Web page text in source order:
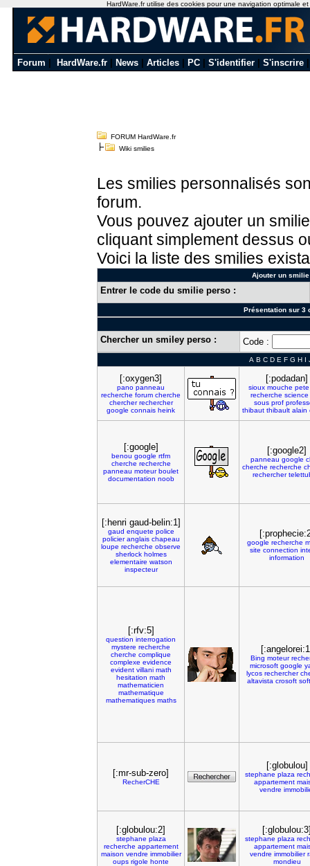
Forum HardWare.fr News Articles PC S'identifier S'inscrire
FORUM HardWare.fr
Wiki smilies
Les smilies personnalisés
forum.
Vous pouvez ajouter un
cliquant simplement dessus
Voici la liste des smilies
Ajouter un
Entrer le code du smilie perso :
Présentation sur 3
Chercher un smiley perso : Code :
A B C D E F G H I
[:oxygen3]
pano panneau
recherche forum cherche
chercher rechercher
google connais heink
[:podadan]
sioux mouche pete
recherche science
sous prof
thibaut thibault alain
[:google]
benou google rtfm
cherche recherche
panneau moteur boulet
documentation noob
[:google2]
panneau google
cherche recherche
rechercher
[:henri gaud-belin:1]
gaud enquete police
policier anglais chapeau
loupe recherche observe
sherlock holmes
elementaire watson
inspecteur
google recherche
site connection
information
[:rfv:5]
question interrogation
mystere recherche
cherche complique
complexe evidence
evident villani math
hesitation math
mathematicien
mathematique
mathematiques maths
Bing moteur
microsoft google
lycos rechercher
altavista crosoft soft
[:mr-sub-zero]
RecherCHE
[:globulou]
stephane plaza
appartement
vendre
[:globulou:2]
stephane plaza
recherche appartement
maison vendre immobilier
oups rigole honte
stephane plaza
appartement
vendre immobilier
mondieu
HardWare.fr utilise des cookies pour une navigation optimale